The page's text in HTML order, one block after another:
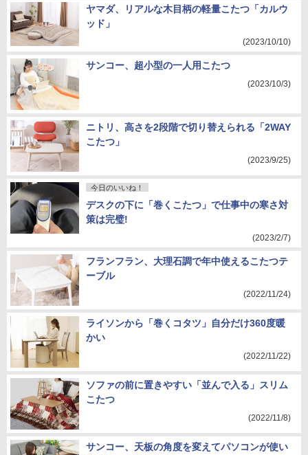
ヤマダ、リアルな木目柄の軽量こたつ「カルウ
ッド」
(2023/10/10)
サンコー、超小型の一人用こたつ
(2023/10/3)
ニトリ、高さを2段階で切り替えられる「2WAY
こたつ」
(2023/9/25)
今日のいいね！
デスクの下に「巻くこたつ」で仕事中の寒さ対
策は完璧!
(2023/2/7)
フランフラン、大理石調で年中使えるこたつテ
ーブル
(2022/11/24)
ライソンから「巻くコタツ」自分だけ360度暖
かい
(2022/11/22)
ソファの前に置きやすい「並んで入る」スリム
こたつ
(2022/11/8)
サンコー、天板の角度を変えてパソコンが使い